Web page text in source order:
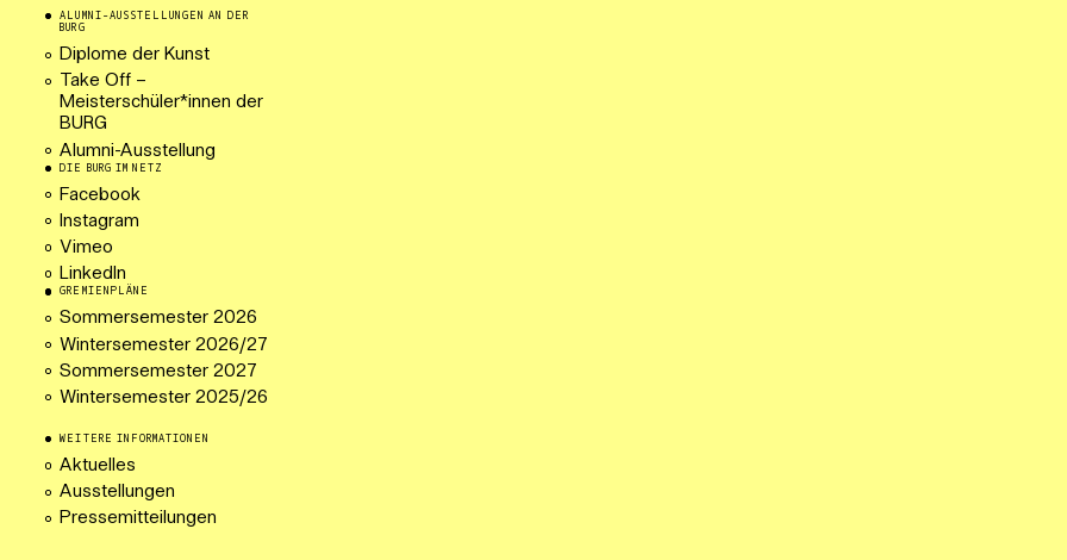
ALUMNI-AUSSTELLUNGEN AN DER
BURG
Diplome der Kunst
Take Off –
Meisterschüler*innen der
BURG
Alumni-Ausstellung
DIE BURG IM NETZ
Facebook
Instagram
Vimeo
LinkedIn
GREMIENPLÄNE
Sommersemester 2026
Wintersemester 2026/27
Sommersemester 2027
Wintersemester 2025/26
WEITERE INFORMATIONEN
Aktuelles
Ausstellungen
Pressemitteilungen